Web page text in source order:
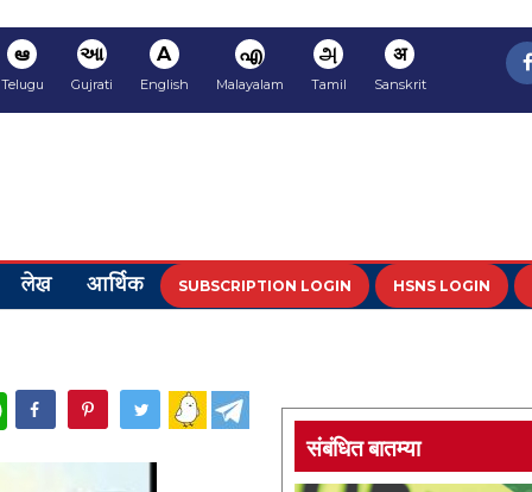
ఆ
Telugu
આ
Gujrati
A
English
എ
Malayalam
அ
Tamil
अ
Sanskrit
लेख आर्थिक SUBSCRIPTION LOGIN HSNS LOGIN
WhatsApp
संबंधित बातम्या